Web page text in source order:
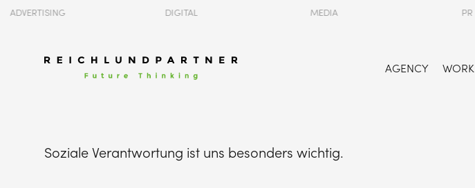
AGENCY WORK
Soziale Verantwortung ist uns besonders wichtig.